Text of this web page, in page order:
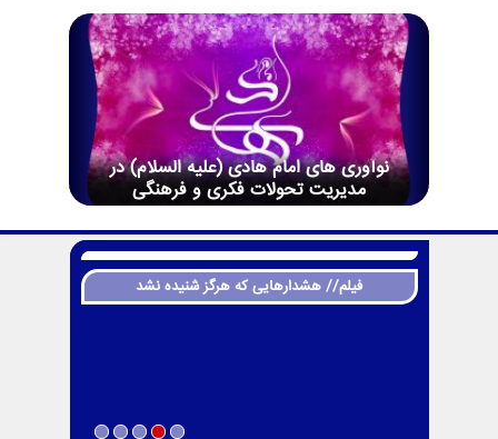
نوآوری های امام هادی (علیه السلام) در
مدیریت تحولات فکری و فرهنگی
فیلم// هشدارهایی که هرگز شنیده نشد